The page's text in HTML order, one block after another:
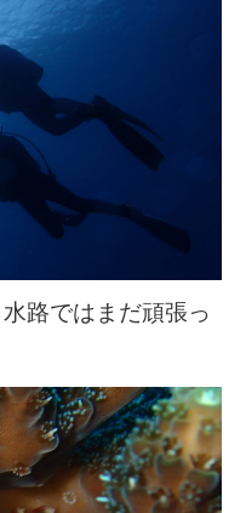
路ではまだ頑張っ